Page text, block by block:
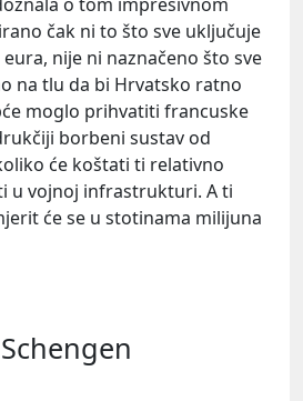
čak ni to što sve uključuje
nije ni naznačeno što sve
na tlu da bi Hrvatsko ratno
moglo prihvatiti francuske
borbeni sustav od
će koštati ti relativno
u vojnoj infrastrukturi. A ti
će se u stotinama milijuna